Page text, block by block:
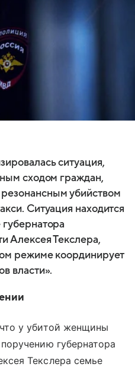
ситуация,
сходом граждан,
убийством
Ситуация находится
Алексея Текслера,
режиме координирует
власти».
у убитой женщины
губернатора
Текслера семье